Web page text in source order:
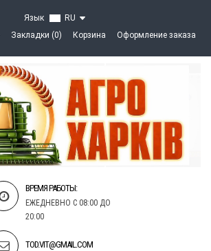
Язык
RU
Закладки (0) Корзина Оформление заказа
ВРЕМЯ РАБОТЫ:
ЕЖЕДНЕВНО С 08:00 ДО
20:00
TOD.VIT@GMAIL.COM